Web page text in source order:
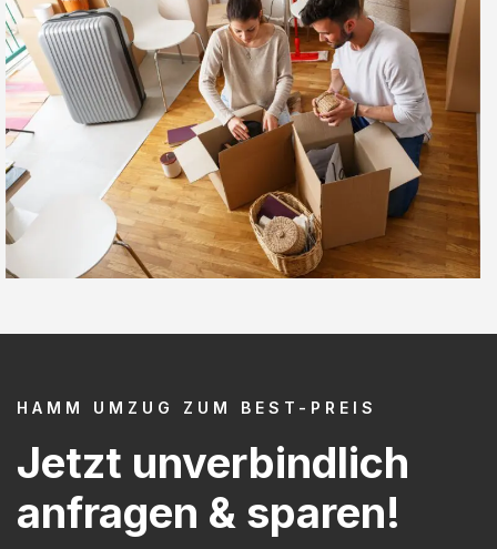
HAMM UMZUG ZUM BEST-PREIS
Jetzt unverbindlich
anfragen & sparen!